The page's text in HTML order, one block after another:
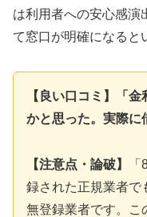
は利用者への安心感演
て窓口が明確になると
【良い口コミ】「
かと思った。実際に
【注意点・論破】
録された正規業者で
無登録業者です。こ